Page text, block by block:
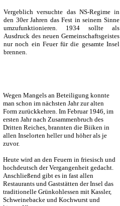
Vergeblich versuchte das NS-Regime in
den 30er Jahren das Fest in seinem Sinne
umzufunktionieren. 1934 sollte als
Ausdruck des neuen Gemeinschaftsgeistes
nur noch ein Feuer für die gesamte Insel
brennen.
Wegen Mangels an Beteiligung konnte
man schon im nächsten Jahr zur alten
Form zurückkehren. Im Februar 1946, im
ersten Jahr nach Zusammenbruch des
Dritten Reiches, brannten die Biiken in
allen Inselorten heller und höher als je
zuvor.
Heute wird an den Feuern in friesisch und
hochdeutsch der Vergangenheit gedacht.
Anschließend gibt es in fast allen
Restaurants und Gaststätten der Insel das
traditionelle Grünkohlessen mit Kassler,
Schweinebacke und Kochwurst und